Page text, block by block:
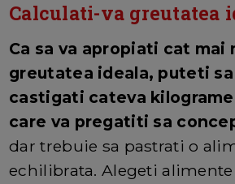
Calculati-va greutatea
Ca sa va apropiati cat mai
greutatea ideala, puteti
castigati cateva
care va pregatiti sa
dar trebuie sa pastrati o
echilibrata. Alegeti